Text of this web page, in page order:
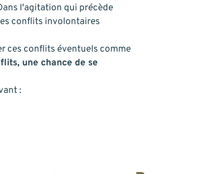
l'agitation qui précède
conflits involontaires
ces conflits éventuels comme
une chance de se
: